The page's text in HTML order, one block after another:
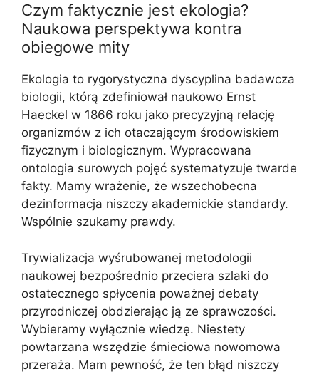
Czym faktycznie jest ekologia?
Naukowa perspektywa kontra
obiegowe mity
Ekologia to rygorystyczna dyscyplina badawcza
biologii, którą zdefiniował naukowo Ernst
Haeckel w 1866 roku jako precyzyjną relację
organizmów z ich otaczającym środowiskiem
fizycznym i biologicznym. Wypracowana
ontologia surowych pojęć systematyzuje twarde
fakty. Mamy wrażenie, że wszechobecna
dezinformacja niszczy akademickie standardy.
Wspólnie szukamy prawdy.
Trywializacja wyśrubowanej metodologii
naukowej bezpośrednio przeciera szlaki do
ostatecznego spłycenia poważnej debaty
przyrodniczej obdzierając ją ze sprawczości.
Wybieramy wyłącznie wiedzę. Niestety
powtarzana wszędzie śmieciowa nowomowa
przeraża. Mam pewność, że ten błąd niszczy